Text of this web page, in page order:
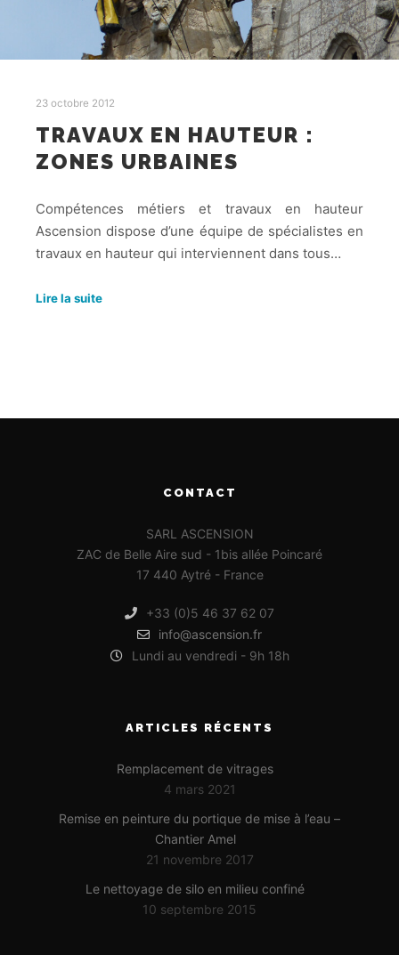
23 octobre 2012
TRAVAUX EN HAUTEUR :
ZONES URBAINES
Compétences métiers et travaux en hauteur
Ascension dispose d’une équipe de spécialistes en
travaux en hauteur qui interviennent dans tous…
Lire la suite
CONTACT
SARL ASCENSION
ZAC de Belle Aire sud - 1bis allée Poincaré
17 440 Aytré - France
+33 (0)5 46 37 62 07
info@ascension.fr
Lundi au vendredi - 9h 18h
ARTICLES RÉCENTS
Remplacement de vitrages
4 mars 2021
Remise en peinture du portique de mise à l’eau –
Chantier Amel
21 novembre 2017
Le nettoyage de silo en milieu confiné
10 septembre 2015